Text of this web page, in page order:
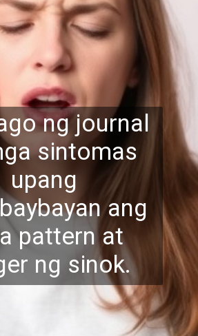
ng journal
sintomas
upang
ang
pattern at
ng sinok.